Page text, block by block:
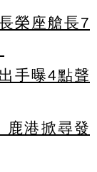
榮座艙長7
手曝4點聲
鹿港掀尋發